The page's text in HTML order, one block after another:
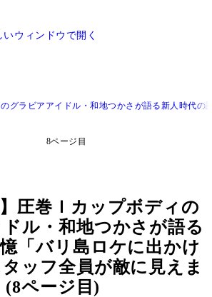
いウィンドウで開く
グラビアアイドル・和地つかさが語る新人時代
8ページ目
】圧巻Ｉカップボディの
ル・和地つかさが語る
「バリ島ロケに出かけ
ッフ全員が敵に見えま
(8ページ目)